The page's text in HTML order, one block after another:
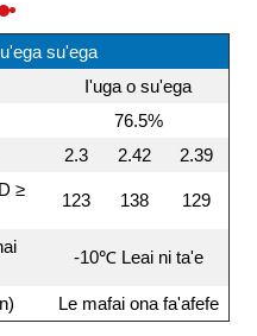
su'ega
I'uga o su'ega
76.5%
2.3 2.42
2.39
≥
123 138 129
-10℃ Leai ni ta'e
Le mafai ona fa'afefe